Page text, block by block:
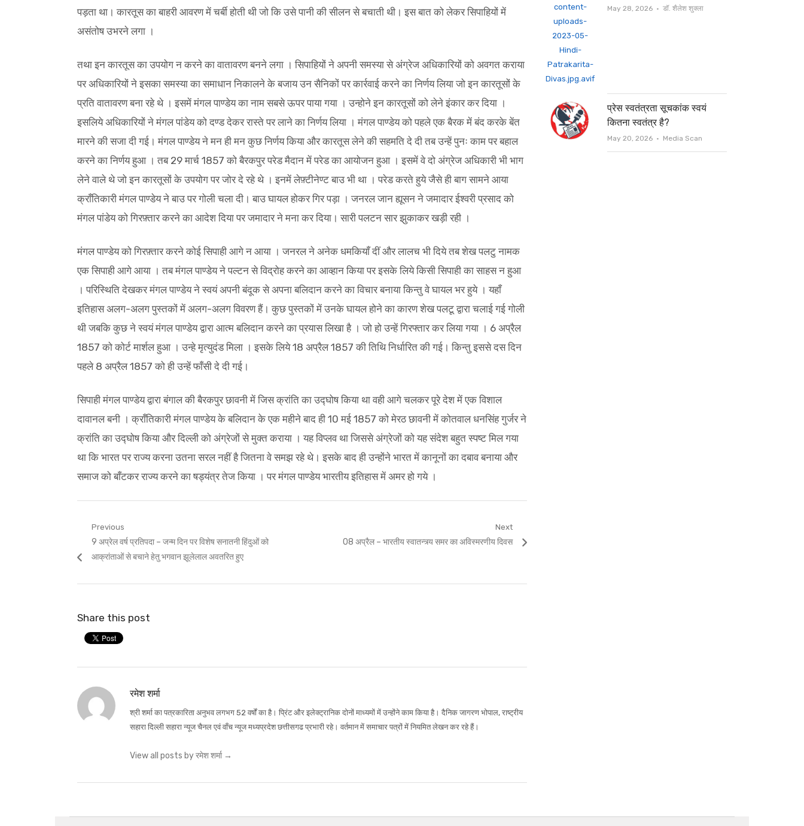
पड़ता था। कारतूस का बाहरी आवरण में चर्बी होती थी जो कि उसे पानी की सीलन से बचाती थी। इस बात को लेकर सिपाहियों में
असंतोष उभरने लगा ।
तथा इन कारतूस का उपयोग न करने का वातावरण बनने लगा । सिपाहियों ने अपनी समस्या से अंग्रेज अधिकारियों को अवगत कराया
पर अधिकारियों ने इसका समस्या का समाधान निकालने के बजाय उन सैनिकों पर कार्रवाई करने का निर्णय लिया जो इन कारतूसों के
प्रति वातावरण बना रहे थे । इसमें मंगल पाण्डेय का नाम सबसे ऊपर पाया गया । उन्होने इन कारतूसों को लेने इंकार कर दिया ।
इसलिये अधिकारियों ने मंगल पांडेय को दण्ड देकर रास्ते पर लाने का निर्णय लिया । मंगल पाण्डेय को पहले एक बैरक में बंद करके बेंत
मारने की सजा दी गई। मंगल पाण्डेय ने मन ही मन कुछ निर्णय किया और कारतूस लेने की सहमति दे दी तब उन्हें पुनः काम पर बहाल
करने का निर्णय हुआ । तब 29 मार्च 1857 को बैरकपुर परेड मैदान में परेड का आयोजन हुआ । इसमें वे दो अंग्रेज अधिकारी भी भाग
लेने वाले थे जो इन कारतूसों के उपयोग पर जोर दे रहे थे । इनमें लेफ़्टीनेण्ट बाउ भी था । परेड करते हुये जैसे ही बाग सामने आया
क्राँतिकारी मंगल पाण्डेय ने बाउ पर गोली चला दी। बाउ घायल होकर गिर पड़ा । जनरल जान ह्यूसन ने जमादार ईश्वरी प्रसाद को
मंगल पांडेय को गिरफ़्तार करने का आदेश दिया पर जमादार ने मना कर दिया। सारी पलटन सार झुकाकर खड़ी रही ।
मंगल पाण्डेय को गिरफ़्तार करने कोई सिपाही आगे न आया । जनरल ने अनेक धमकियाँ दीं और लालच भी दिये तब शेख पलटु नामक
एक सिपाही आगे आया । तब मंगल पाण्डेय ने पल्टन से विद्रोह करने का आव्हान किया पर इसके लिये किसी सिपाही का साहस न हुआ
। परिस्थिति देखकर मंगल पाण्डेय ने स्वयं अपनी बंदूक से अपना बलिदान करने का विचार बनाया किन्तु वे घायल भर हुये । यहाँ
इतिहास अलग-अलग पुस्तकों में अलग-अलग विवरण हैं। कुछ पुस्तकों में उनके घायल होने का कारण शेख पलटू द्वारा चलाई गई गोली
थी जबकि कुछ ने स्वयं मंगल पाण्डेय द्वारा आत्म बलिदान करने का प्रयास लिखा है । जो हो उन्हें गिरफ्तार कर लिया गया । 6 अप्रैल
1857 को कोर्ट मार्शल हुआ । उन्हे मृत्युदंड मिला । इसके लिये 18 अप्रैल 1857 की तिथि निर्धारित की गई। किन्तु इससे दस दिन
पहले 8 अप्रैल 1857 को ही उन्हें फाँसी दे दी गई।
सिपाही मंगल पाण्डेय द्वारा बंगाल की बैरकपुर छावनी में जिस क्रांति का उद्घोष किया था वही आगे चलकर पूरे देश में एक विशाल
दावानल बनी । क्राँतिकारी मंगल पाण्डेय के बलिदान के एक महीने बाद ही 10 मई 1857 को मेरठ छावनी में कोतवाल धनसिंह गुर्जर ने
क्रांति का उद्घोष किया और दिल्ली को अंग्रेजों से मुक्त कराया । यह विप्लव था जिससे अंग्रेजों को यह संदेश बहुत स्पष्ट मिल गया
था कि भारत पर राज्य करना उतना सरल नहीं है जितना वे समझ रहे थे। इसके बाद ही उन्होंने भारत में कानूनों का दबाव बनाया और
समाज को बाँटकर राज्य करने का षड्यंत्र तेज किया । पर मंगल पाण्डेय भारतीय इतिहास में अमर हो गये ।
Post
navigation
Previous
Previous
post:
9 अप्रेल वर्ष प्रतिपदा – जन्म दिन पर विशेष सनातनी हिंदुओं को
आक्रांताओं से बचाने हेतु भगवान झूलेलाल अवतरित हुए
Next
Next
08 अप्रैल – भारतीय स्वातन्त्र्य समर का अविस्मरणीय दिवस
Share this post
रमेश शर्मा
श्री शर्मा का पत्रकारिता अनुभव लगभग 52 वर्षों का है। प्रिंट और इलेक्ट्रानिक दोनों माध्यमों में उन्होंने काम किया है। दैनिक जागरण भोपाल, राष्ट्रीय
सहारा दिल्ली सहारा न्यूज चैनल एवं वाँच न्यूज मध्यप्रदेश छत्तीसगढ प्रभारी रहे। वर्तमान में समाचार पत्रों में नियमित लेखन कर रहे हैं।
View all posts by रमेश शर्मा →
May 28, 2026 Author
डॉ. शैलेश शुक्ला
प्रेस स्वतंत्रता सूचकांक स्वयं
कितना स्वतंत्र है?
May 20, 2026 Author
Media Scan